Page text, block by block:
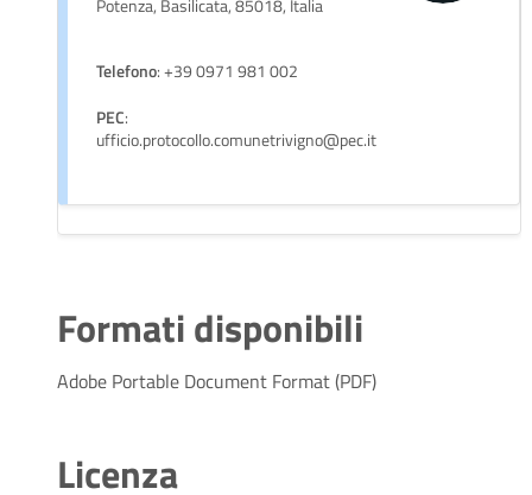
Potenza, Basilicata, 85018, Italia
Telefono: +39 0971 981 002
PEC:
ufficio.protocollo.comunetrivigno@pec.it
Formati disponibili
Adobe Portable Document Format (PDF)
Licenza